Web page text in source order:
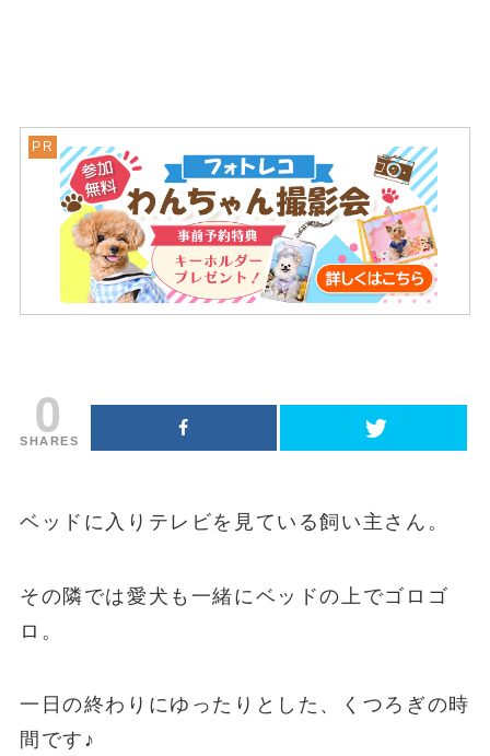
0
SHARES
ベッドに入りテレビを見ている飼い主さん。
その隣では愛犬も一緒にベッドの上でゴロゴ
ロ。
一日の終わりにゆったりとした、くつろぎの時
間です♪